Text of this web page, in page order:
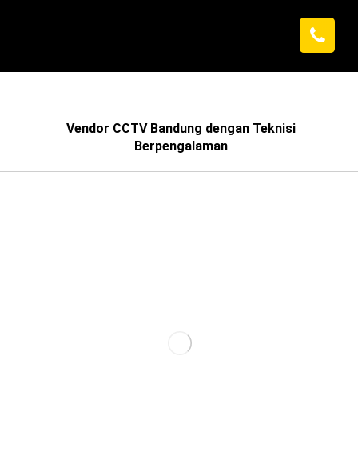
Vendor CCTV Bandung dengan Teknisi
Berpengalaman